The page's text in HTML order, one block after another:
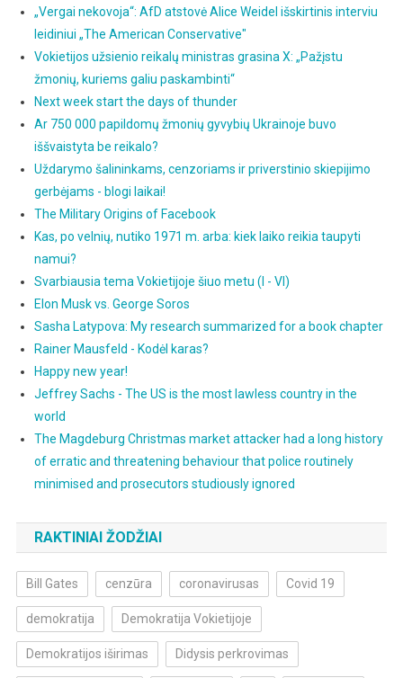
„Vergai nekovoja“: AfD atstovė Alice Weidel išskirtinis interviu
leidiniui „The American Conservative"
Vokietijos užsienio reikalų ministras grasina X: „Pažįstu
žmonių, kuriems galiu paskambinti“
Next week start the days of thunder
Ar 750 000 papildomų žmonių gyvybių Ukrainoje buvo
iššvaistyta be reikalo?
Uždarymo šalininkams, cenzoriams ir priverstinio skiepijimo
gerbėjams - blogi laikai!
The Military Origins of Facebook
Kas, po velnių, nutiko 1971 m. arba: kiek laiko reikia taupyti
namui?
Svarbiausia tema Vokietijoje šiuo metu (I - VI)
Elon Musk vs. George Soros
Sasha Latypova: My research summarized for a book chapter
Rainer Mausfeld - Kodėl karas?
Happy new year!
Jeffrey Sachs - The US is the most lawless country in the
world
The Magdeburg Christmas market attacker had a long history
of erratic and threatening behaviour that police routinely
minimised and prosecutors studiously ignored
RAKTINIAI ŽODŽIAI
Bill Gates cenzūra coronavirusas Covid 19
demokratija Demokratija Vokietijoje
Demokratijos iširimas Didysis perkrovimas